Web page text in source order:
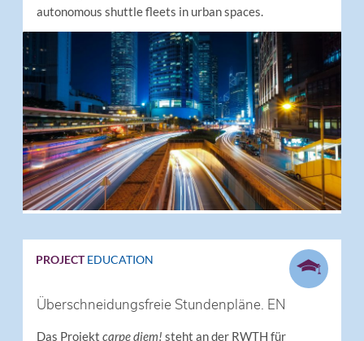
autonomous shuttle fleets in urban spaces.
PROJECT EDUCATION
Überschneidungsfreie Stundenpläne. EN
Das Projekt carpe diem! steht an der RWTH für